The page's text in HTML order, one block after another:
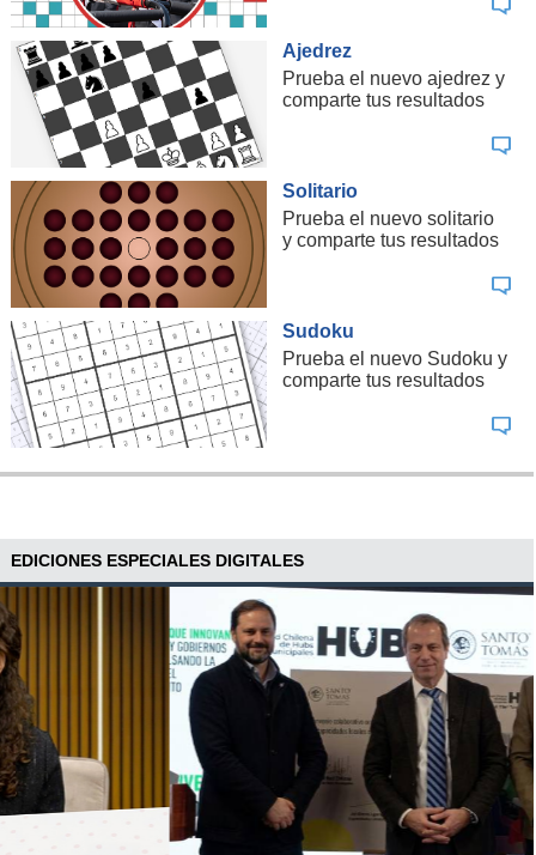
Ajedrez
Prueba el nuevo ajedrez y
comparte tus resultados
Solitario
Prueba el nuevo solitario
y comparte tus resultados
Sudoku
Prueba el nuevo Sudoku y
comparte tus resultados
EDICIONES ESPECIALES DIGITALES